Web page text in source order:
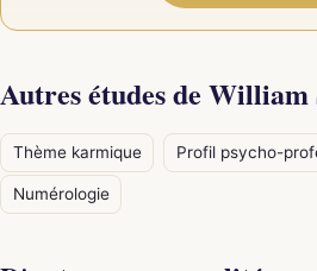
Autres études de William
Thème karmique Profil psycho-
Numérologie